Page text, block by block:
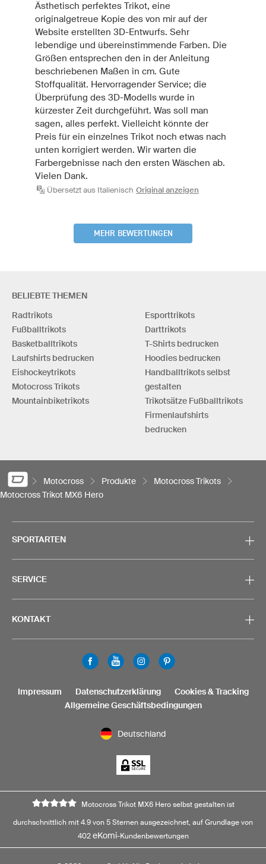
Ästhetisch perfektes Trikot, eine
originalgetreue Kopie des von mir auf der
Website erstellten 3D-Entwurfs. Sehr
lebendige und übereinstimmende Farben. Die
Größen entsprechen den in der Anleitung
beschriebenen Maßen in cm. Gute
Stoffqualität. Hervorragender Service; die
Überprüfung des 3D-Modells wurde in
kürzester Zeit durchgeführt. Was soll man
sagen, alles perfekt. Vielleicht könnte der
Preis für ein einzelnes Trikot noch etwas nach
unten korrigiert werden. Wir warten die
Farbergebnisse nach den ersten Wäschen ab.
Vielen Dank.
Übersetzt aus Italienisch Original anzeigen
MEHR BEWERTUNGEN
BELIEBTE THEMEN
Radtrikots
Fußballtrikots
Basketballtrikots
Laufshirts bedrucken
Eishockeytrikots
Motocross Trikots
Mountainbiketrikots
Esporttrikots
Darttrikots
T-Shirts bedrucken
Hoodies bedrucken
Handballtrikots selbst
gestalten
Trikotsätze Fußballtrikots
Firmenlaufshirts
bedrucken
Motocross Produkte
Motocross Trikots
Motocross Trikot MX6 Hero
SPORTARTEN
SERVICE
KONTAKT
Deutschland
Impressum Datenschutzerklärung
Cookies & Tracking
Allgemeine Geschäftsbedingungen
Motocross Trikot MX6 Hero selbst gestalten ist
durchschnittlich mit 4.9 von 5 Sternen ausgezeichnet, auf Grundlage von
402 eKomi-Kundenbewertungen